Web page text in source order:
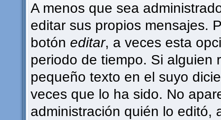
A menos que sea
editar sus propios mensajes.
botón editar, a veces esta
periodo de tiempo. Si alguien
pequeño texto en el suyo
veces que lo ha sido. No
administración quién lo editó,